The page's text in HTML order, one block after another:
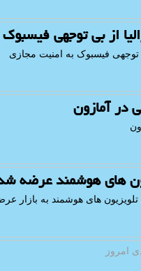
از بی توجهی
توجهی فیسبوک به امنیت مجازی
های هوشمند عرضه
های هوشمند به بازار
امروز